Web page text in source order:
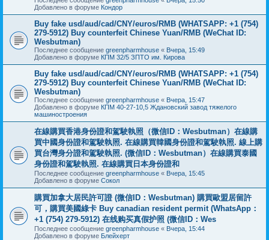
Добавлено в форуме Кондор
Buy fake usd/aud/cad/CNY/euros/RMB (WHATSAPP: +1 (754)
279-5912) Buy counterfeit Chinese Yuan/RMB (WeChat ID:
Wesbutman)
Последнее сообщение greenpharmhouse « Вчера, 15:49
Добавлено в форуме КПМ 32/5 ЗПТО им. Кирова
Buy fake usd/aud/cad/CNY/euros/RMB (WHATSAPP: +1 (754)
279-5912) Buy counterfeit Chinese Yuan/RMB (WeChat ID:
Wesbutman)
Последнее сообщение greenpharmhouse « Вчера, 15:47
Добавлено в форуме КПМ 40-27-10,5 Ждановский завод тяжелого
машиностроения
在線購買香港身份證和駕駛執照（微信ID：Wesbutman）在線購
買中國身份證和駕駛執照. 在線購買韓國身份證和駕駛執照. 線上購
買台灣身分證和駕駛執照. (微信ID：Wesbutman）在線購買泰國
身份證和駕駛執照. 在線購買日本身份證和
Последнее сообщение greenpharmhouse « Вчера, 15:45
Добавлено в форуме Сокол
購買加拿大居民許可證 (微信ID：Wesbutman) 購買歐盟居留許
可，購買美國綠卡 Buy canadian resident permit (WhatsApp：
+1 (754) 279-5912) 在线购买真假护照 (微信ID：Wes
Последнее сообщение greenpharmhouse « Вчера, 15:44
Добавлено в форуме Блейхерт